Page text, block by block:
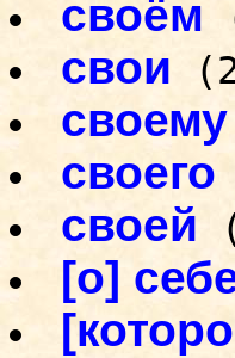
своём
свои
своему
своего
своей
[о]